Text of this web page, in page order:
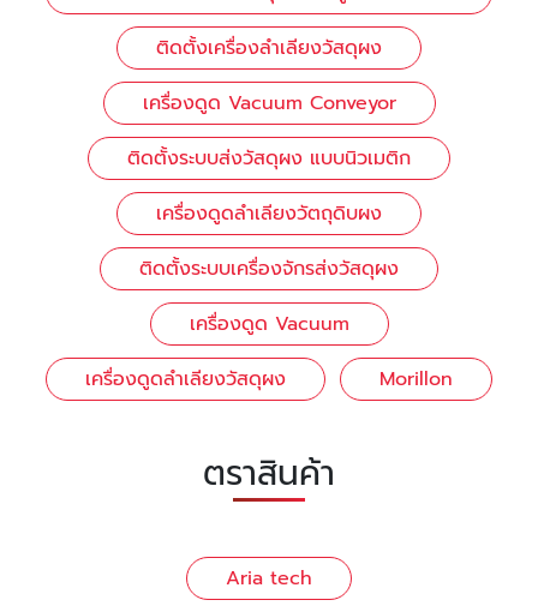
ติดตั้งเครื่องลำเลียงวัสดุผง
เครื่องดูด Vacuum Conveyor
ติดตั้งระบบส่งวัสดุผง แบบนิวเมติก
เครื่องดูดลำเลียงวัตถุดิบผง
ติดตั้งระบบเครื่องจักรส่งวัสดุผง
เครื่องดูด Vacuum
เครื่องดูดลำเลียงวัสดุผง
Morillon
ตราสินค้า
Aria tech